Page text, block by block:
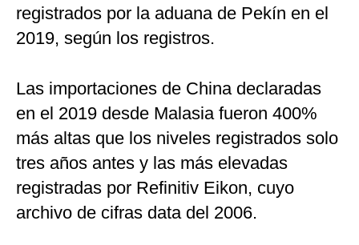
registrados por la aduana de Pekín en el
2019, según los registros.
Las importaciones de China declaradas
en el 2019 desde Malasia fueron 400%
más altas que los niveles registrados solo
tres años antes y las más elevadas
registradas por Refinitiv Eikon, cuyo
archivo de cifras data del 2006.